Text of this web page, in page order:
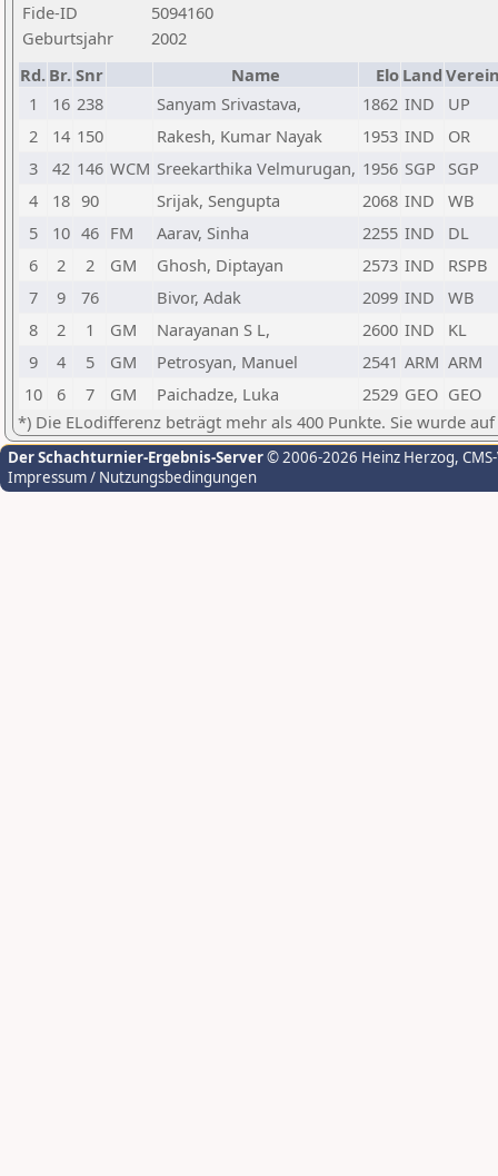
Fide-ID
5094160
Geburtsjahr
2002
Rd. Br. Snr Name Elo Land
1
16 238 Sanyam Srivastava, 1862 IND
UP
2
14 150 Rakesh, Kumar Nayak 1953 IND
OR
3
42 146 WCM Sreekarthika Velmurugan, 1956 SGP
SGP
4
18 90 Srijak, Sengupta 2068 IND
WB
5
10 46 FM Aarav, Sinha 2255 IND
DL
6
2 2 GM Ghosh, Diptayan 2573 IND
RSPB
7
9 76 Bivor, Adak 2099 IND
WB
8
2 1 GM Narayanan S L, 2600 IND
KL
9
4 5 GM Petrosyan, Manuel 2541 ARM ARM
10
6 7 GM Paichadze, Luka 2529 GEO GEO
*) Die ELodifferenz beträgt mehr als 400 Punkte. Sie wurde
Der Schachturnier-Ergebnis-Server© 2006-2026 Heinz Herzog,
Impressum / Nutzungsbedingungen